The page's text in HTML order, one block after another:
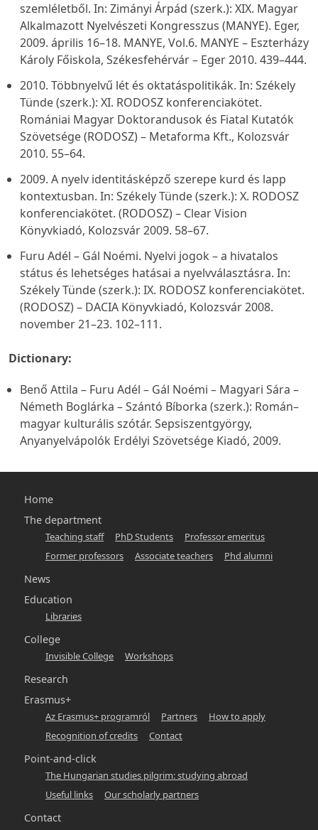
szemléletből. In: Zimányi Árpád (szerk.): XIX. Magyar
Alkalmazott Nyelvészeti Kongresszus (MANYE). Eger,
2009. április 16–18. MANYE, Vol.6. MANYE – Eszterházy
Károly Főiskola, Székesfehérvár – Eger 2010. 439–444.
2010. Többnyelvű lét és oktatáspolitikák. In: Székely
Tünde (szerk.): XI. RODOSZ konferenciakötet.
Romániai Magyar Doktorandusok és Fiatal Kutatók
Szövetsége (RODOSZ) – Metaforma Kft., Kolozsvár
2010. 55–64.
2009. A nyelv identitásképző szerepe kurd és lapp
kontextusban. In: Székely Tünde (szerk.): X. RODOSZ
konferenciakötet. (RODOSZ) – Clear Vision
Könyvkiadó, Kolozsvár 2009. 58–67.
Furu Adél – Gál Noémi. Nyelvi jogok – a hivatalos
státus és lehetséges hatásai a nyelvválasztásra. In:
Székely Tünde (szerk.): IX. RODOSZ konferenciakötet.
(RODOSZ) – DACIA Könyvkiadó, Kolozsvár 2008.
november 21–23. 102–111.
Dictionary:
Benő Attila – Furu Adél – Gál Noémi – Magyari Sára –
Németh Boglárka – Szántó Bíborka (szerk.): Román–
magyar kulturális szótár. Sepsiszentgyörgy,
Anyanyelvápolók Erdélyi Szövetsége Kiadó, 2009.
Főmenü
-
hunlit
Home
The department
Teaching staff PhD Students
Professor emeritus
Former professors
Associate teachers Phd alumni
News
Education
Libraries
College
Invisible College Workshops
Research
Erasmus+
Az Erasmus+ programról Partners
How to apply
Recognition of credits
Contact
Point-and-click
The Hungarian studies pilgrim: studying abroad
Useful links
Our scholarly partners
Contact